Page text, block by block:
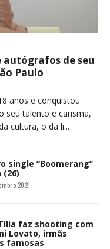
autógrafos de seu
Paulo
anos e conquistou
seu talento e carisma,
cultura, o da li...
single “Boomerang”
2021
faz shooting com
Lovato, irmãs
famosas